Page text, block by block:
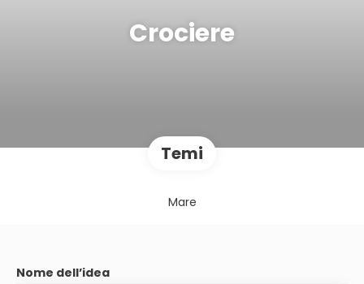
Crociere
Temi
Mare
Nome dell’idea